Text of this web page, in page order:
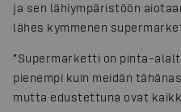
ja sen lähiympäristöön
lähes kymmenen
”Supermarketti on pinta-
pienempi kuin meidän
mutta edustettuna ovat